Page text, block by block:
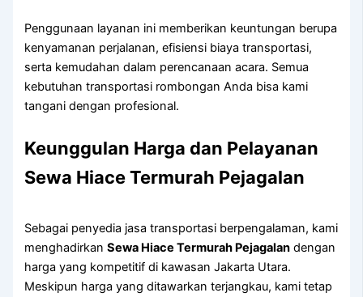
Penggunaan layanan ini memberikan keuntungan berupa
kenyamanan perjalanan, efisiensi biaya transportasi,
serta kemudahan dalam perencanaan acara. Semua
kebutuhan transportasi rombongan Anda bisa kami
tangani dengan profesional.
Keunggulan Harga dan Pelayanan
Sewa Hiace Termurah Pejagalan
Sebagai penyedia jasa transportasi berpengalaman, kami
menghadirkanSewa Hiace Termurah Pejagalan dengan
harga yang kompetitif di kawasan Jakarta Utara.
Meskipun harga yang ditawarkan terjangkau, kami tetap